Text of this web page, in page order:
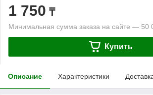
1 750 ₸
Минимальная сумма заказа на сайте — 50
Купить
Описание Характеристики